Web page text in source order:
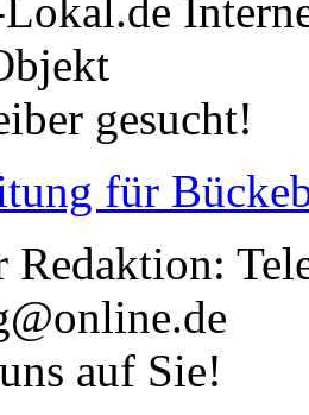
gesucht!
für
Redaktion:
auf Sie!